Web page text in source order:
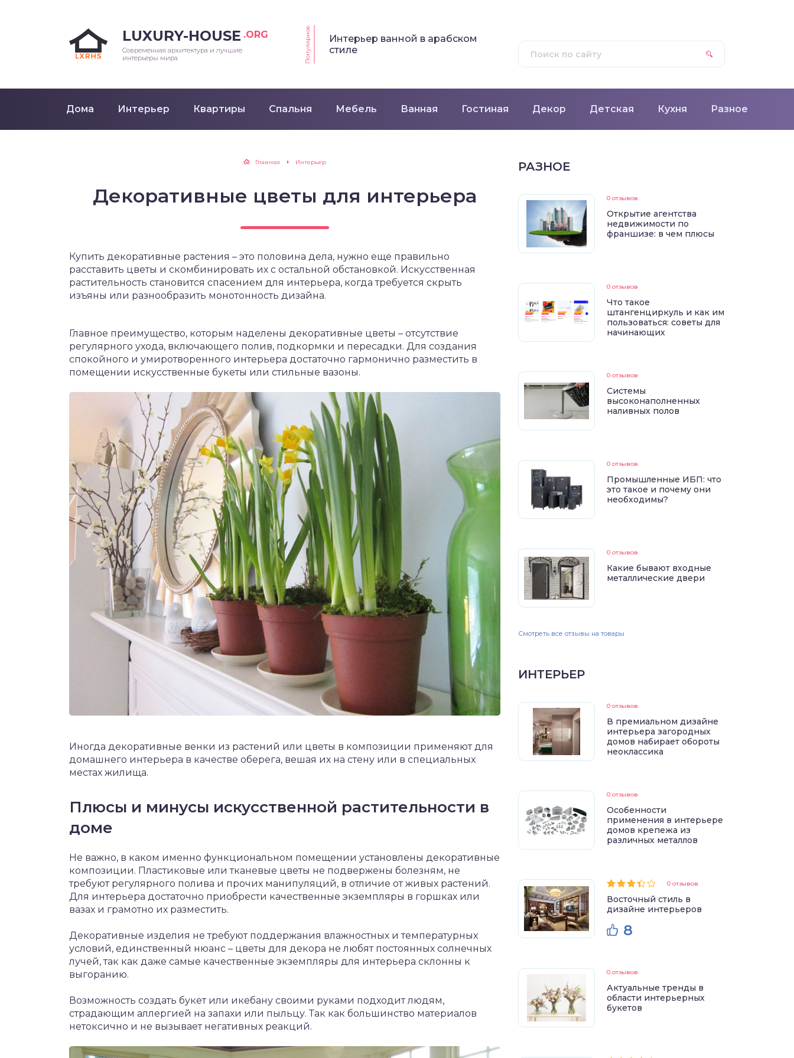
LUXURY-HOUSE .ORG
Современная архитектура и лучшие
интерьеры мира
Популярное
Интерьер ванной в арабском
стиле
Дома Интерьер Квартиры Спальня Мебель Ванная Гостиная Декор Детская Кухня Разное
Главная Интерьер
Декоративные цветы для интерьера
Купить декоративные растения – это половина дела, нужно еще правильно
расставить цветы и скомбинировать их с остальной обстановкой. Искусственная
растительность становится спасением для интерьера, когда требуется скрыть
изъяны или разнообразить монотонность дизайна.
Главное преимущество, которым наделены декоративные цветы – отсутствие
регулярного ухода, включающего полив, подкормки и пересадки. Для создания
спокойного и умиротворенного интерьера достаточно гармонично разместить в
помещении искусственные букеты или стильные вазоны.
Иногда декоративные венки из растений или цветы в композиции применяют для
домашнего интерьера в качестве оберега, вешая их на стену или в специальных
местах жилища.
Плюсы и минусы искусственной растительности в
доме
Не важно, в каком именно функциональном помещении установлены декоративные
композиции. Пластиковые или тканевые цветы не подвержены болезням, не
требуют регулярного полива и прочих манипуляций, в отличие от живых растений.
Для интерьера достаточно приобрести качественные экземпляры в горшках или
вазах и грамотно их разместить.
Декоративные изделия не требуют поддержания влажностных и температурных
условий, единственный нюанс – цветы для декора не любят постоянных солнечных
лучей, так как даже самые качественные экземпляры для интерьера склонны к
выгоранию.
Возможность создать букет или икебану своими руками подходит людям,
страдающим аллергией на запахи или пыльцу. Так как большинство материалов
нетоксично и не вызывает негативных реакций.
РАЗНОЕ
0 отзывов
Открытие агентства
недвижимости по
франшизе: в чем плюсы
0 отзывов
Что такое
штангенциркуль и как им
пользоваться: советы для
начинающих
0 отзывов
Системы
высоконаполненных
наливных полов
0 отзывов
Промышленные ИБП: что
это такое и почему они
необходимы?
0 отзывов
Какие бывают входные
металлические двери
Смотреть все отзывы на товары
ИНТЕРЬЕР
0 отзывов
В премиальном дизайне
интерьера загородных
домов набирает обороты
неоклассика
0 отзывов
Особенности
применения в интерьере
домов крепежа из
различных металлов
0 отзывов
Восточный стиль в
дизайне интерьеров
8
0 отзывов
Актуальные тренды в
области интерьерных
букетов